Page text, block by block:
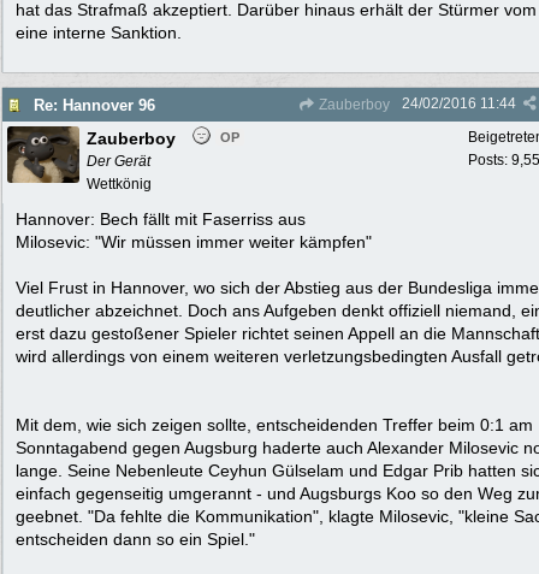
hat das Strafmaß akzeptiert. Darüber hinaus erhält der Stürmer
eine interne Sanktion.
Re: Hannover 96 Zauberboy 24/02/2016 11:44
Posts:
Zauberboy OP
Der Gerät
Wettkönig
Hannover: Bech fällt mit Faserriss aus
Milosevic: "Wir müssen immer weiter kämpfen"
Viel Frust in Hannover, wo sich der Abstieg aus der Bundesliga
deutlicher abzeichnet. Doch ans Aufgeben denkt offiziell niemand,
erst dazu gestoßener Spieler richtet seinen Appell an die
wird allerdings von einem weiteren verletzungsbedingten Ausfall
Mit dem, wie sich zeigen sollte, entscheidenden Treffer beim 0:1 am
Sonntagabend gegen Augsburg haderte auch Alexander Milosevic
lange. Seine Nebenleute Ceyhun Gülselam und Edgar Prib hatten
einfach gegenseitig umgerannt - und Augsburgs Koo so den Weg
geebnet. "Da fehlte die Kommunikation", klagte Milosevic, "kleine
entscheiden dann so ein Spiel."